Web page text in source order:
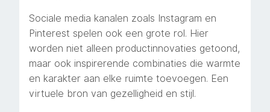
Sociale media kanalen zoals Instagram en
Pinterest spelen ook een grote rol. Hier
worden niet alleen productinnovaties getoond,
maar ook inspirerende combinaties die warmte
en karakter aan elke ruimte toevoegen. Een
virtuele bron van gezelligheid en stijl.